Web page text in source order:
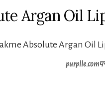
Argan Oil
purplle.com